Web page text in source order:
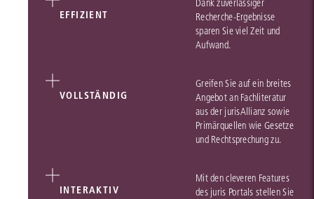
EFFIZIENT
Dank zuverlässiger
Recherche-Ergebnisse
sparen Sie viel Zeit und
Aufwand.
VOLLSTÄNDIG
Greifen Sie auf ein breites
Angebot an Fachliteratur
aus der jurisAllianz sowie
Primärquellen wie Gesetze
und Rechtsprechung zu.
INTERAKTIV
Mit den cleveren Features
des juris Portals stellen Sie